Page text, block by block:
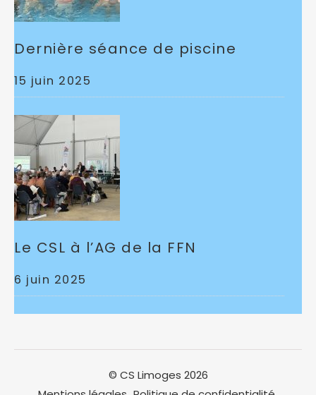
Dernière séance de piscine
15 juin 2025
Le CSL à l’AG de la FFN
6 juin 2025
© CS Limoges 2026